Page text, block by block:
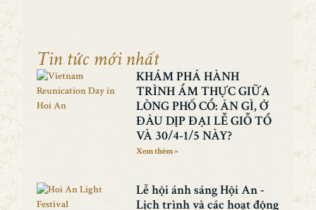
Tin tức mới nhất
KHÁM PHÁ HÀNH
TRÌNH ẨM THỰC GIỮA
LÒNG PHỐ CỔ: ĂN GÌ, Ở
ĐÂU DỊP ĐẠI LỄ GIỖ TỔ
VÀ 30/4-1/5 NÀY?
Xem thêm »
Lễ hội ánh sáng Hội An -
Lịch trình và các hoạt động